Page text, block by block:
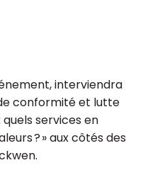
interviendra
conformité et lutte
services en
? » aux côtés des